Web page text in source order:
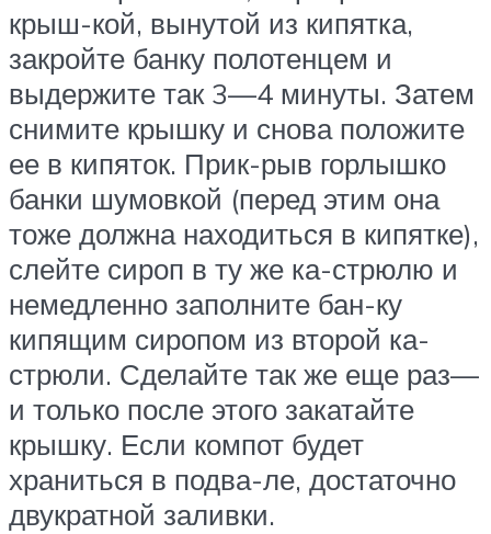
крыш-кой, вынутой из кипятка,
закройте банку полотенцем и
выдержите так 3—4 минуты. Затем
снимите крышку и снова положите
ее в кипяток. Прик-рыв горлышко
банки шумовкой (перед этим она
тоже должна находиться в кипятке),
слейте сироп в ту же ка-стрюлю и
немедленно заполните бан-ку
кипящим сиропом из второй ка-
стрюли. Сделайте так же еще раз—
и только после этого закатайте
крышку. Если компот будет
храниться в подва-ле, достаточно
двукратной заливки.